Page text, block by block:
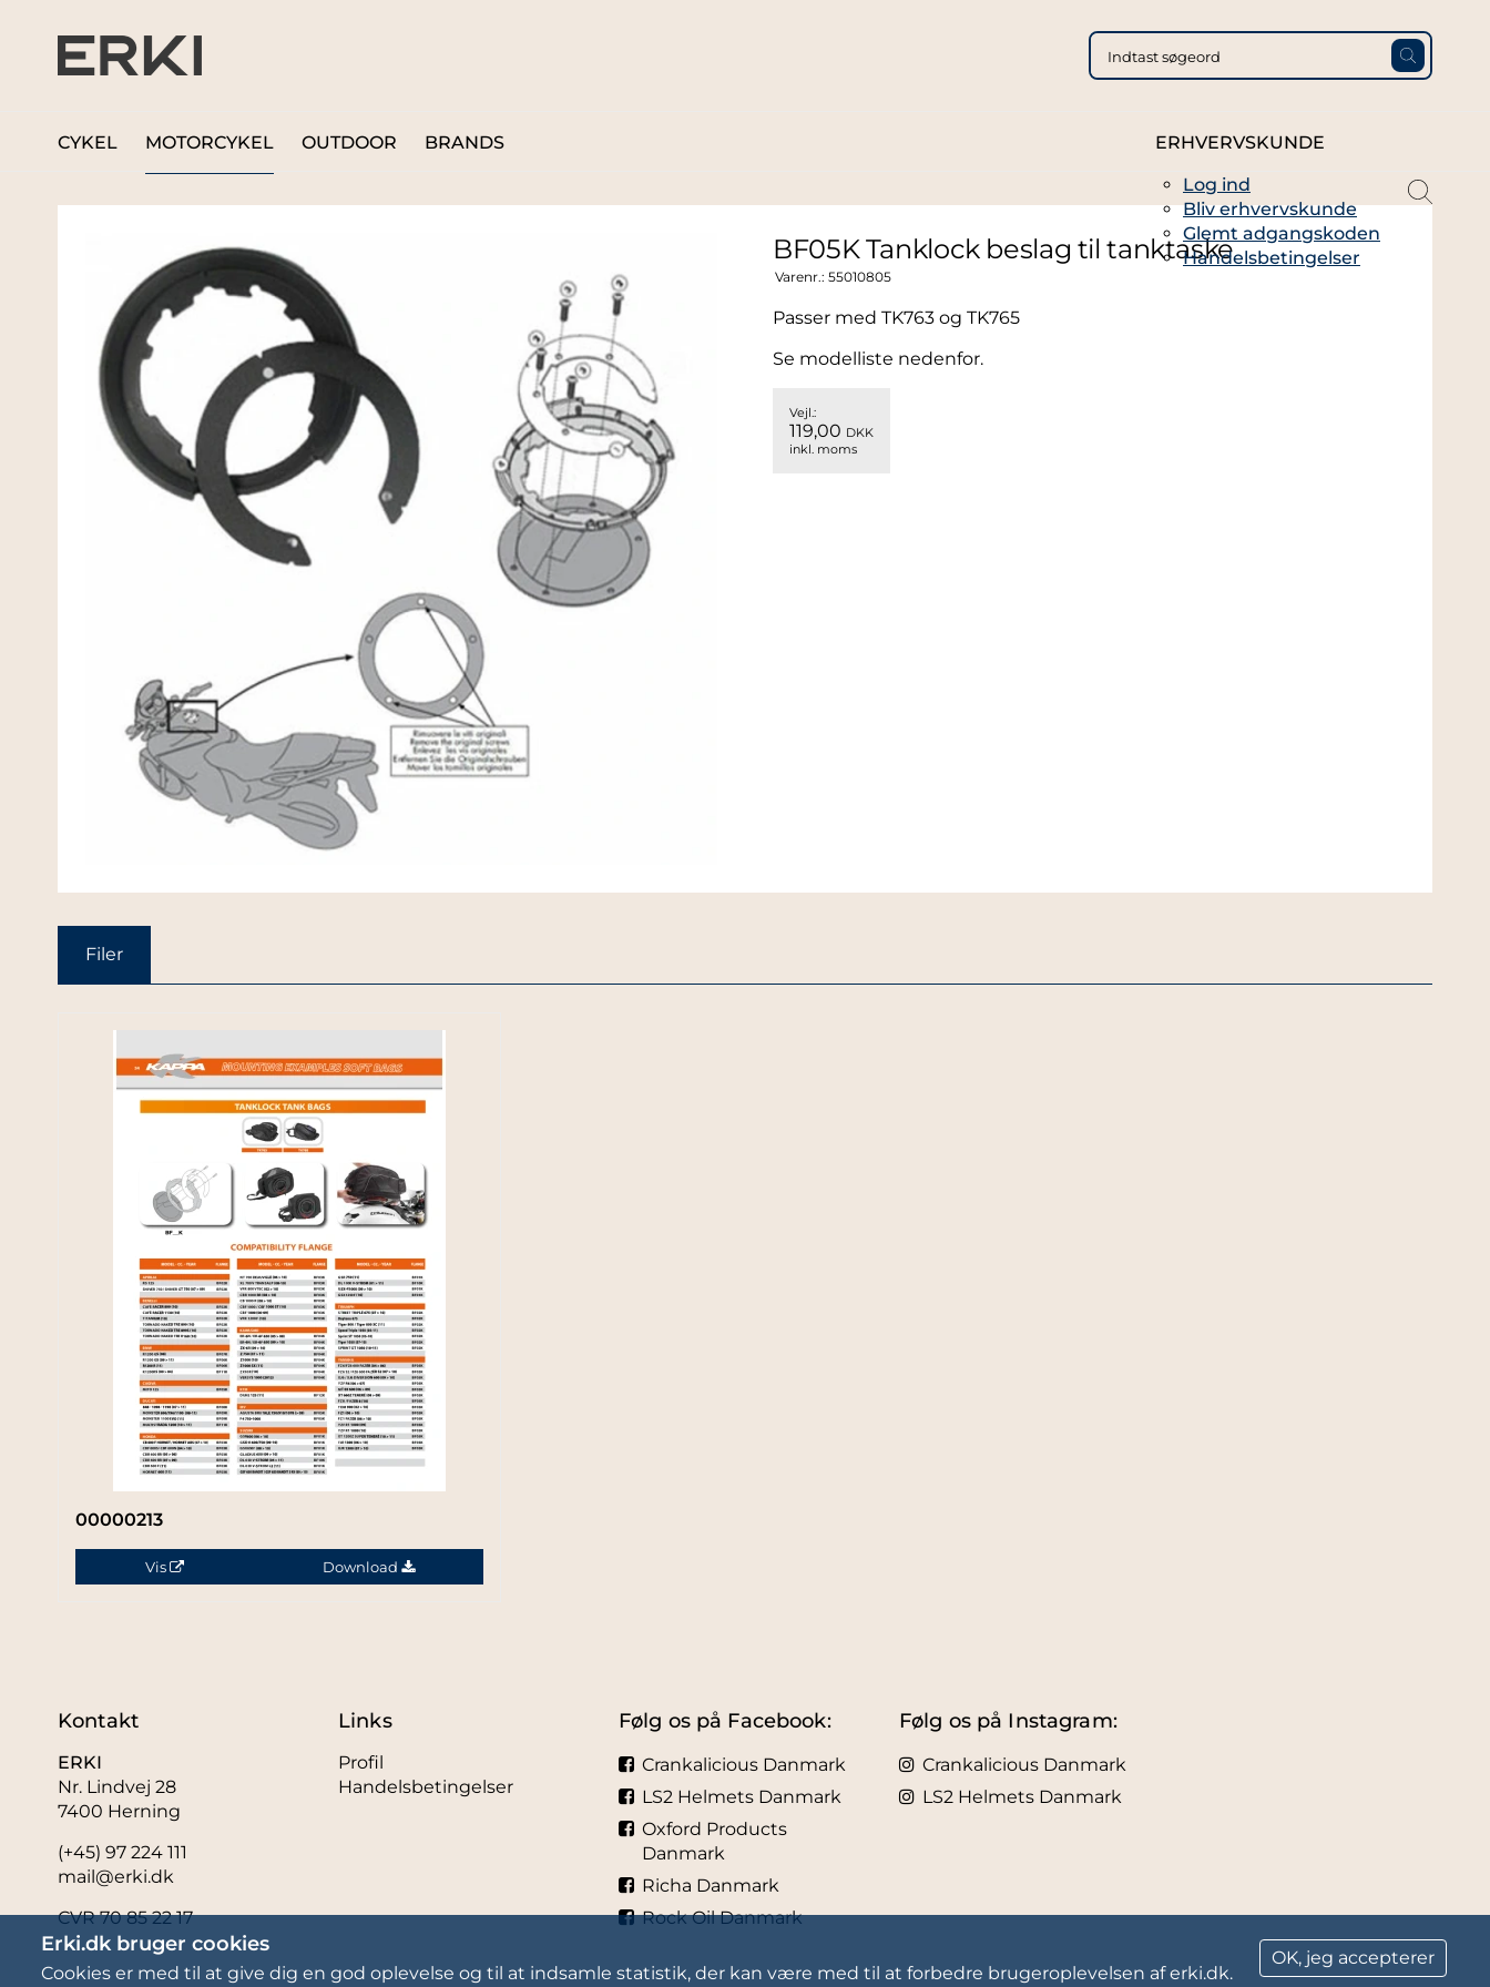
CYKEL MOTORCYKEL OUTDOOR BRANDS
ERHVERVSKUNDE
Log ind
Bliv erhvervskunde
Glemt adgangskoden
Handelsbetingelser
BF05K Tanklock beslag til tanktaske
Varenr.: 55010805
Passer med TK763 og TK765
Se modelliste nedenfor.
Vejl.:
119,00 DKK
inkl. moms
Filer
00000213
Vis Download
Kontakt
ERKI
Nr. Lindvej 28
7400 Herning
(+45) 97 224 111
mail@erki.dk
CVR 70 85 22 17
Links
Profil
Handelsbetingelser
Følg os på Facebook:
Crankalicious Danmark
LS2 Helmets Danmark
Oxford Products
Danmark
Richa Danmark
Rock Oil Danmark
Følg os på Instagram:
Crankalicious Danmark
LS2 Helmets Danmark
Erki.dk bruger cookies
Cookies er med til at give dig en god oplevelse og til at indsamle statistik, der kan være med til at forbedre brugeroplevelsen af erki.dk.
OK, jeg accepterer